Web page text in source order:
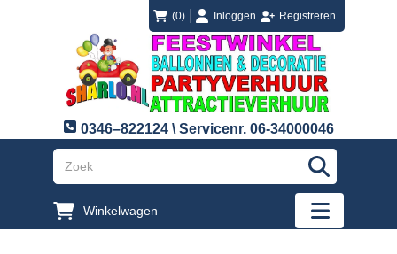
(0) loginInloggen
registreren Registreren
0346–822124 \ Servicenr. 06-34000046
"Zoeken
Winkelwagen
"Toggle